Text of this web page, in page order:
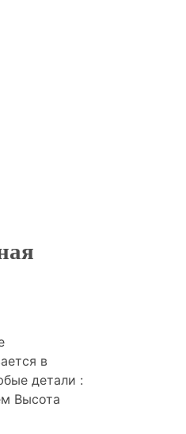
в
детали :
Высота